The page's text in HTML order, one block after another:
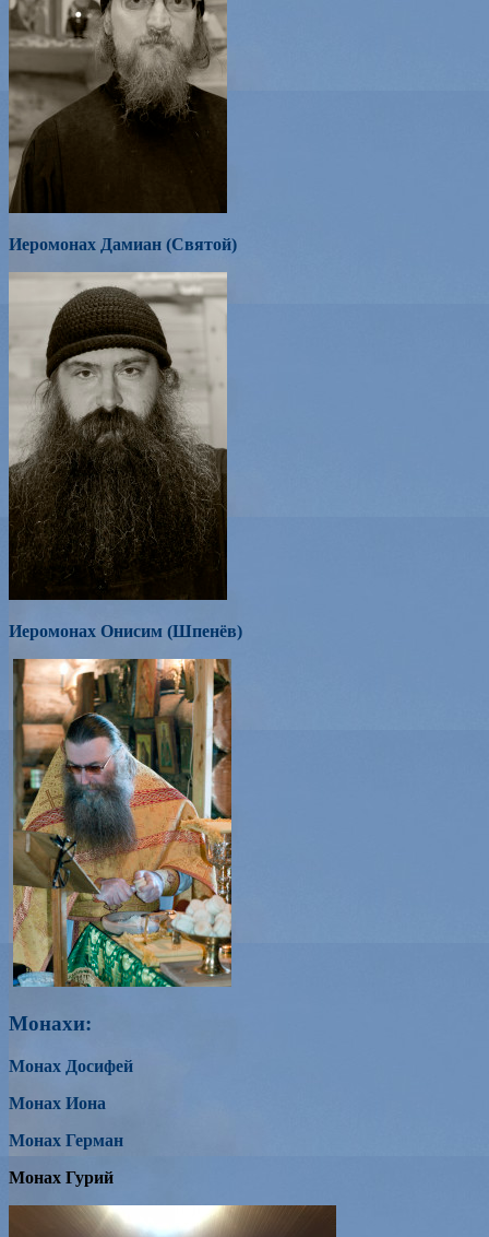
Иеромонах Дамиан (Святой)
Иеромонах Онисим (Шпенёв)
Монахи:
Монах Досифей
Монах Иона
Монах Герман
Монах Гурий